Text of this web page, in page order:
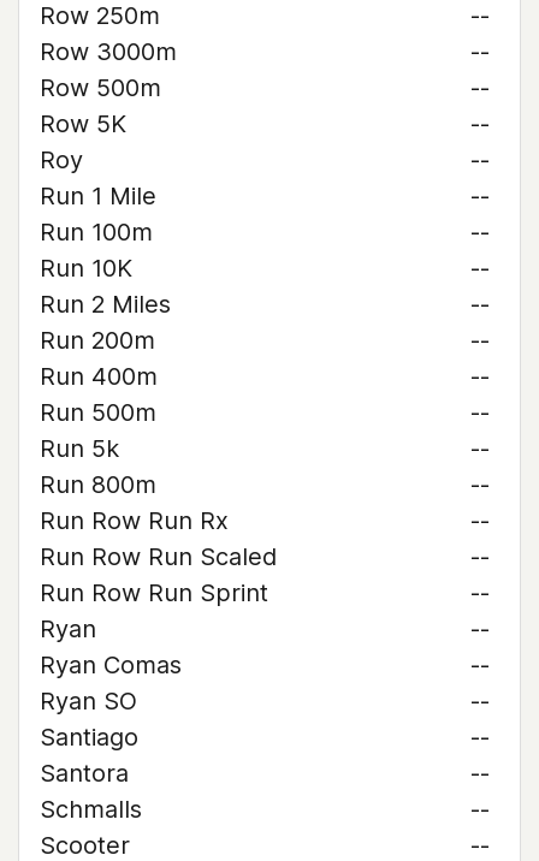
Row 250m
--
Row 3000m
--
Row 500m
--
Row 5K
--
Roy
--
Run 1 Mile
--
Run 100m
--
Run 10K
--
Run 2 Miles
--
Run 200m
--
Run 400m
--
Run 500m
--
Run 5k
--
Run 800m
--
Run Row Run Rx
--
Run Row Run Scaled
--
Run Row Run Sprint
--
Ryan
--
Ryan Comas
--
Ryan SO
--
Santiago
--
Santora
--
Schmalls
--
Scooter
--